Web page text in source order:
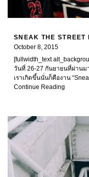
SNEAK THE STREET
October 8, 2015
[fullwidth_text
วันที่ 26-27 กันยายนที่ผ่านม
เราเกิดขึ้นนั่นก็คืองาน
Continue Reading